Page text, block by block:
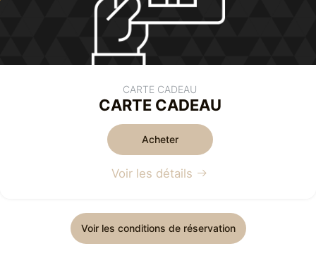
CARTE CADEAU
CARTE CADEAU
Acheter
Voir les détails
Voir les conditions de réservation